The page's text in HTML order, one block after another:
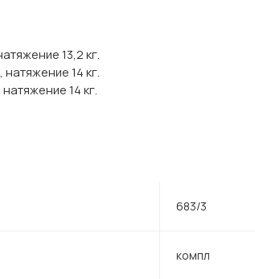
13,2 кг.
14 кг.
14 кг.
683/3
компл